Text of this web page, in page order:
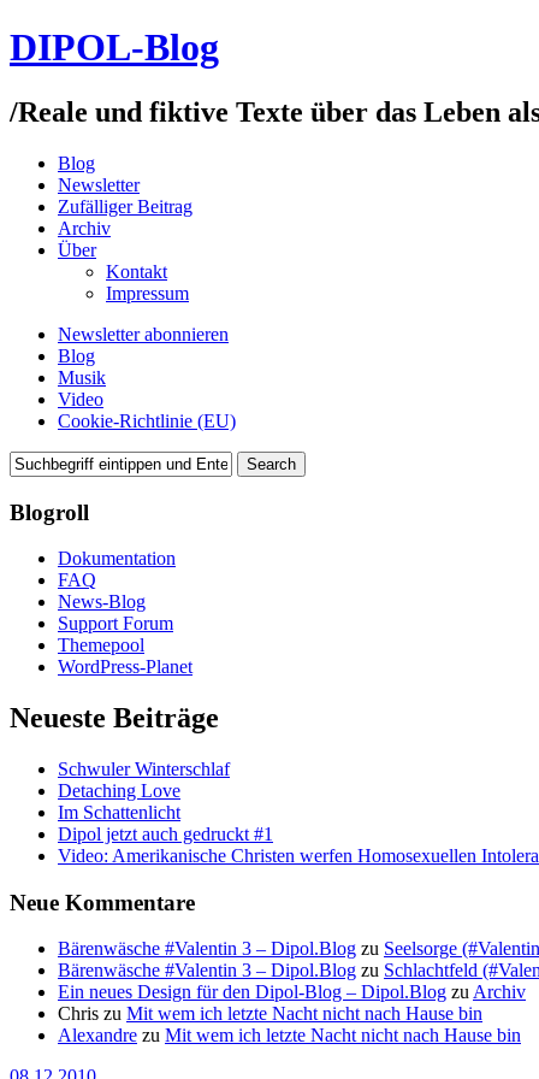
DIPOL-Blog
/Reale und fiktive Texte über das Leben
Blog
Newsletter
Zufälliger Beitrag
Archiv
Über
Kontakt
Impressum
Newsletter abonnieren
Blog
Musik
Video
Cookie-Richtlinie (EU)
Blogroll
Dokumentation
FAQ
News-Blog
Support Forum
Themepool
WordPress-Planet
Neueste Beiträge
Schwuler Winterschlaf
Detaching Love
Im Schattenlicht
Dipol jetzt auch gedruckt #1
Video: Amerikanische Christen werfen Homosexuellen
Neue Kommentare
Bärenwäsche #Valentin 3 – Dipol.Blog zu Seelsorge
Bärenwäsche #Valentin 3 – Dipol.Blog zu Schlachtfeld
Ein neues Design für den Dipol-Blog – Dipol.Blog zuArchiv
Chris zu Mit wem ich letzte Nacht nicht nach Hause bin
Alexandre zu Mit wem ich letzte Nacht nicht nach Hause bin